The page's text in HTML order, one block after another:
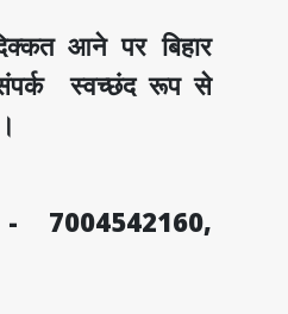
आने पर बिहार
स्वच्छंद रूप से
- 7004542160,